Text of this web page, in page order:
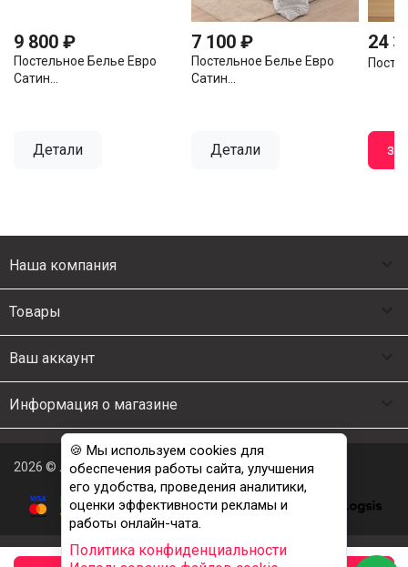
9 800 ₽
Постельное Белье Евро
Сатин...
Детали
7 100 ₽
Постельное Белье Евро
Сатин...
Детали
24
Наша компания
Товары
Ваш аккаунт
Информация о магазине
2026 © Люкс Постель
🍪 Мы используем cookies для
обеспечения работы сайта, улучшения
его удобства, проведения аналитики,
оценки эффективности рекламы и
работы онлайн-чата.
Политика конфиденциальности